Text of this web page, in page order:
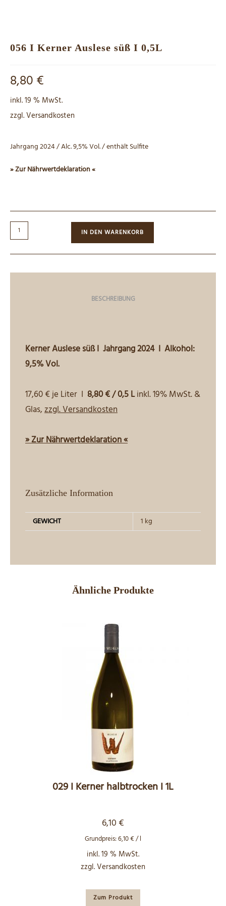
056 I Kerner Auslese süß I 0,5L
8,80 €
inkl. 19 % MwSt.
zzgl.Versandkosten
Jahrgang 2024 / Alc. 9,5% Vol. / enthält Sulfite
» Zur Nährwertdeklaration «
056
I
Kerner
IN DEN WARENKORB
BESCHREIBUNG
Kerner Auslese süß I Jahrgang 2024 I Alkohol:
9,5% Vol.
17,60 € je Liter I 8,80 € / 0,5 Linkl. 19% MwSt. &
Glas,zzgl. Versandkosten
» Zur Nährwertdeklaration «
Zusätzliche Information
GEWICHT 1 kg
Ähnliche Produkte
029 I Kerner halbtrocken I 1L
6,10 €
Grundpreis:6,10€/l
inkl. 19 % MwSt.
zzgl.Versandkosten
Zum Produkt